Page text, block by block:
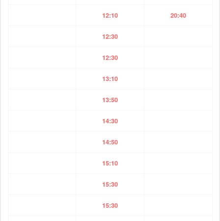
12:10 20:40
12:30
12:30
13:10
13:50
14:30
14:50
15:10
15:30
15:30